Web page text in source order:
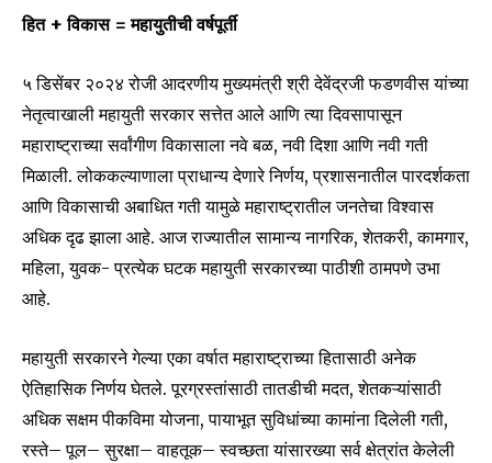
हित + विकास = महायुतीची वर्षपूर्ती
५ डिसेंबर २०२४ रोजी आदरणीय मुख्यमंत्री श्री देवेंद्रजी फडणवीस यांच्या
नेतृत्वाखाली महायुती सरकार सत्तेत आले आणि त्या दिवसापासून
महाराष्ट्राच्या सर्वांगीण विकासाला नवे बळ, नवी दिशा आणि नवी गती
मिळाली. लोककल्याणाला प्राधान्य देणारे निर्णय, प्रशासनातील पारदर्शकता
आणि विकासाची अबाधित गती यामुळे महाराष्ट्रातील जनतेचा विश्वास
अधिक दृढ झाला आहे. आज राज्यातील सामान्य नागरिक, शेतकरी, कामगार,
महिला, युवक- प्रत्येक घटक महायुती सरकारच्या पाठीशी ठामपणे उभा
आहे.
महायुती सरकारने गेल्या एका वर्षात महाराष्ट्राच्या हितासाठी अनेक
ऐतिहासिक निर्णय घेतले. पूरग्रस्तांसाठी तातडीची मदत, शेतकऱ्यांसाठी
अधिक सक्षम पीकविमा योजना, पायाभूत सुविधांच्या कामांना दिलेली गती,
रस्ते– पूल– सुरक्षा– वाहतूक– स्वच्छता यांसारख्या सर्व क्षेत्रांत केलेली